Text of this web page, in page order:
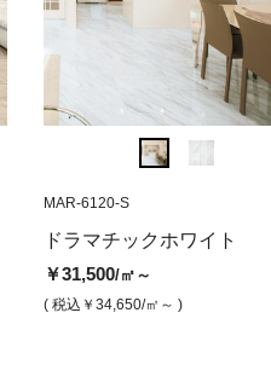
IB-908P4
オデッサ ベージュ（本磨き）
￥24,500 /㎡
( 税込￥26,950/㎡ )
ス
MAR-6120-S
ドラマチックホワイト
￥31,500/㎡～
( 税込￥34,650/㎡～ )
GSN-33060E
GSN380 ソープラッ
ト付き）
￥23,400 /個